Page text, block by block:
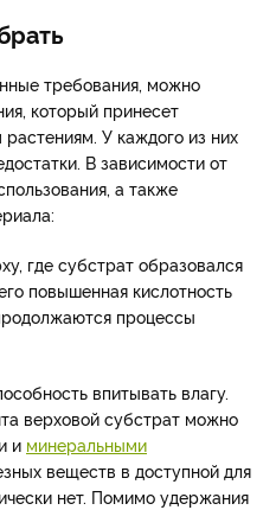
требования, можно
который принесет
У каждого из них
В зависимости от
а также
где субстрат образовался
повышенная кислотность
процессы
впитывать влагу.
верховой субстрат можно
и минеральными
веществ в доступной для
нет. Помимо удержания